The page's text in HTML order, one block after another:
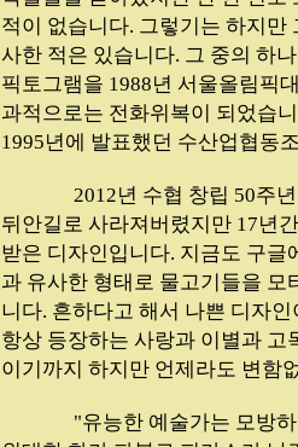
적이 없습니다. 그렇기는 하지
사한 적은 있습니다. 그 중의 하
픽토그램을 1988년 서울올림픽
과적으로는 전화위복이 되었습
1995년에 발표했던 수산업협동
2012년 수협 창립 50주
뒤안길로 사라져버렸지만 17년
받은 디자인입니다. 지금도 구글
과 유사한 형태로 물고기들을
니다. 흔하다고 해서 나쁜 디자
항상 등장하는 사랑과 이별과
이기까지 하지만 언제라도 변함
"유능한 예술가는 모방